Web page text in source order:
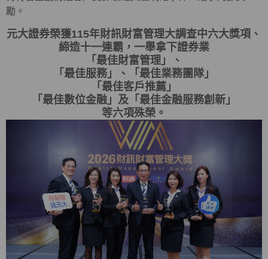
勵。
元大證券榮獲115年財訊財富管理大調查中六大獎項、
締造十一連霸，一舉拿下證券業
「最佳財富管理」、
「最佳服務」、「最佳業務團隊」
「最佳客戶推薦」
「最佳數位金融」及「最佳金融服務創新」
等六項殊榮。